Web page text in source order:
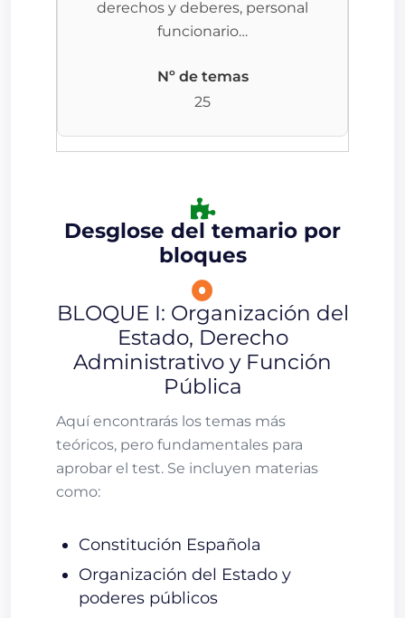
derechos y deberes, personal
funcionario…
25
Desglose del temario por
bloques
BLOQUE I: Organización del
Estado, Derecho
Administrativo y Función
Pública
Aquí encontrarás los temas más
teóricos, pero fundamentales para
aprobar el test. Se incluyen materias
como:
Constitución Española
Organización del Estado y
poderes públicos